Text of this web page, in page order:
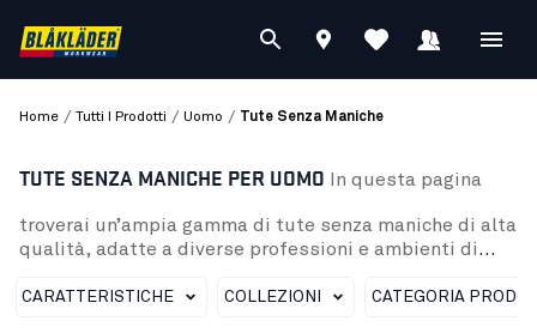
Home / Tutti I Prodotti / Uomo / Tute Senza Maniche
TUTE SENZA MANICHE PER UOMO In questa pagina
troverai un’ampia gamma di tute senza maniche di alta
qualità, adatte a diverse professioni e ambienti di
per offrire il massimo del comfort e della funzionalità;
CARATTERISTICHE COLLEZIONI CATEGORIA